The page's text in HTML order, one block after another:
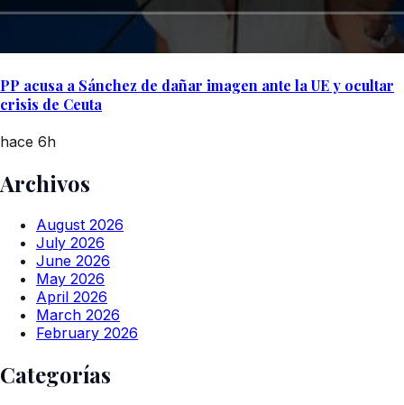
PP acusa a Sánchez de dañar imagen ante la UE y ocultar
crisis de Ceuta
hace 6h
Archivos
August 2026
July 2026
June 2026
May 2026
April 2026
March 2026
February 2026
Categorías